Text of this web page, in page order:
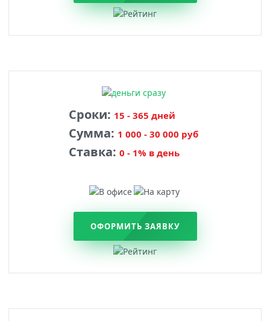
Сроки: 15 - 365 дней
Сумма: 1 000 - 30 000 руб
Ставка: 0 - 1% в день
ОФОРМИТЬ ЗАЯВКУ